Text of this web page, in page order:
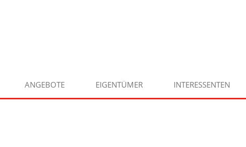
ANGEBOTE EIGENTÜMER INTERESSENTEN